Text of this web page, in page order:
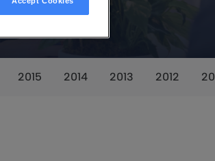
2015 2014 2013 2012